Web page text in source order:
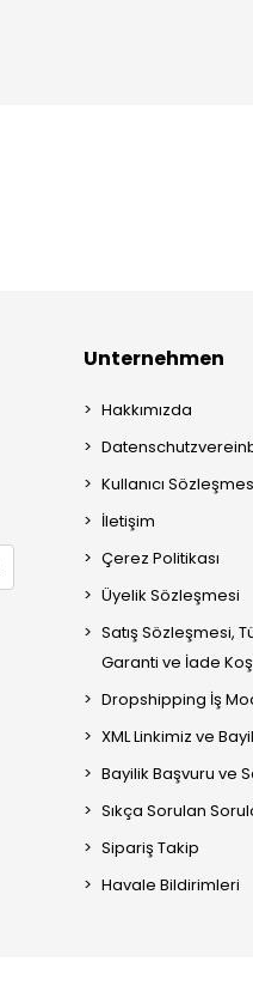
Unternehmen
Hakkımızda
Kullanıcı
İletişim
Çerez Politikası
Üyelik Sözleşmesi
Satış Sözleşmesi,
Garanti ve İade
Dropshipping İş
XML Linkimiz ve
Bayilik Başvuru ve
Sıkça Sorulan
Sipariş Takip
Havale Bildirimleri